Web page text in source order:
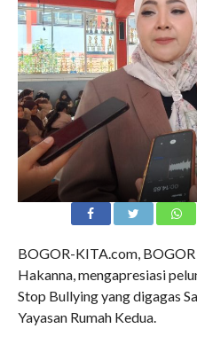
BOGOR-KITA.com,
Hakanna, mengapresiasi
Stop Bullying yang digagas
Yayasan Rumah Kedua.